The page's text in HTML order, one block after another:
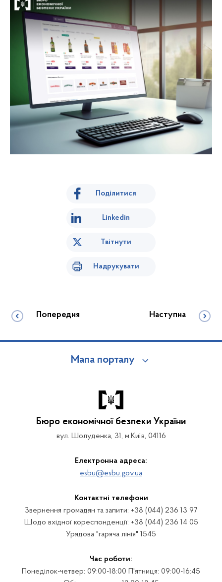
Поділитися
Linkedin
Твітнути
Надрукувати
Попередня Наступна
Мапа порталу
Бюро економічної безпеки України
вул. Шолуденка, 31, м.Київ, 04116
Електронна адреса:
esbu@esbu.gov.ua
Контактні телефони
Звернення громадян та запити: +38 (044) 236 13 97
Щодо вхідної кореспонденції: +38 (044) 236 14 05
Урядова "гаряча лінія" 1545
Час роботи:
Понеділок-четвер: 09:00-18:00 П'ятниця: 09:00-16:45